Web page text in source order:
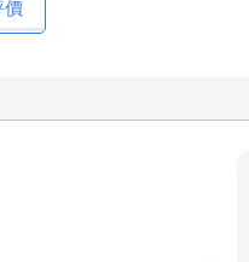
識心與心所一定都同有此
七轉識與諸心所就沒有可
能流注，方能成為七轉識
?、有作用，並非部派佛教
價